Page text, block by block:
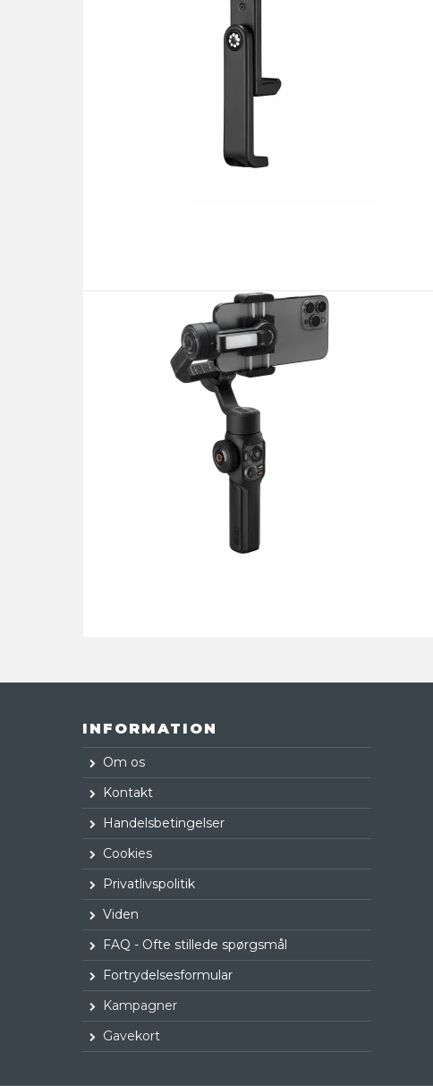
INFORMATION
Om os
Kontakt
Handelsbetingelser
Cookies
Privatlivspolitik
Viden
FAQ - Ofte stillede spørgsmål
Fortrydelsesformular
Kampagner
Gavekort